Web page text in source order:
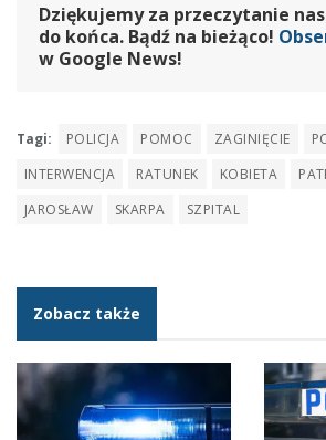
Dziękujemy za przeczytanie
do końca. Bądź na bieżąco!
w Google News!
Tagi: POLICJA POMOC ZAGINIĘCIE
INTERWENCJA
RATUNEK KOBIETA
JAROSŁAW
SKARPA SZPITAL
Zobacz także